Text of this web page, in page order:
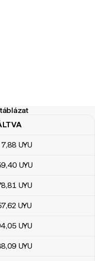
7,88 UYU
,40 UYU
,81 UYU
,62 UYU
,05 UYU
,09 UYU